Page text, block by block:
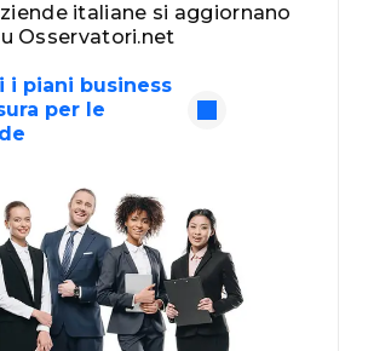
italiane si aggiornano
Osservatori.net
i piani business
per le